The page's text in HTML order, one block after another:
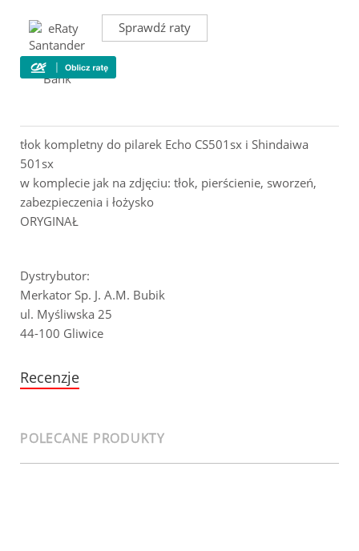
Sprawdź raty
tłok kompletny do pilarek Echo CS501sx i Shindaiwa
501sx
w komplecie jak na zdjęciu: tłok, pierścienie, sworzeń,
zabezpieczenia i łożysko
ORYGINAŁ
Dystrybutor:
Merkator Sp. J. A.M. Bubik
ul. Myśliwska 25
44-100 Gliwice
Recenzje
POLECANE PRODUKTY